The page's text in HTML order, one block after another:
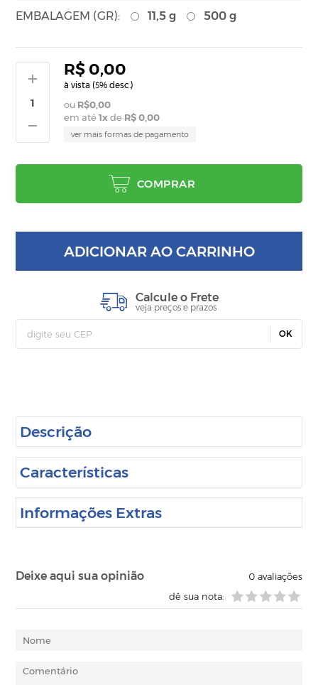
EMBALAGEM (GR): 11,5 g 500 g
R$ 0,00
à vista (5% desc.)
R$0,00
em até1x de R$ 0,00
ver mais formas de pagamento
COMPRAR
ADICIONAR AO CARRINHO
Calcule o Frete
veja preços e prazos
OK
Descrição
Características
Informações Extras
Deixe aqui sua opinião 0avaliações
dê sua nota: